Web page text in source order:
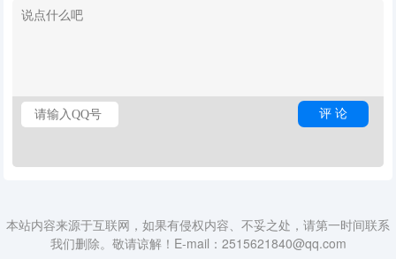
本站内容来源于互联网，如果有侵权内容、不妥之处，请第一时间联系
我们删除。敬请谅解！E-mail：2515621840@qq.com